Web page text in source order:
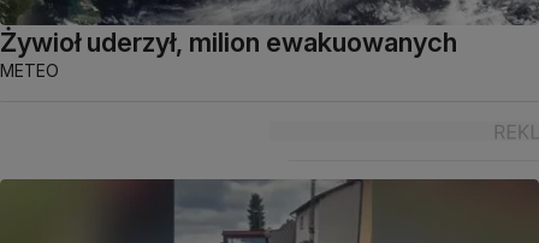
Żywioł uderzył, milion ewakuowanych
METEO